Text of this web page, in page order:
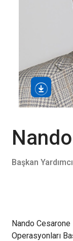
Başkan
Nando Cesarone
Operasyonları
Görsel
İndirme